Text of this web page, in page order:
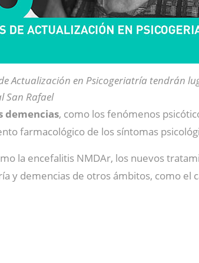
Actualización en Psicogeriatría tendrán
San Rafael
demencias, como los fenómenos
farmacológico de los síntomas
la encefalitis NMDAr, los nuevos
y demencias de otros ámbitos, como el